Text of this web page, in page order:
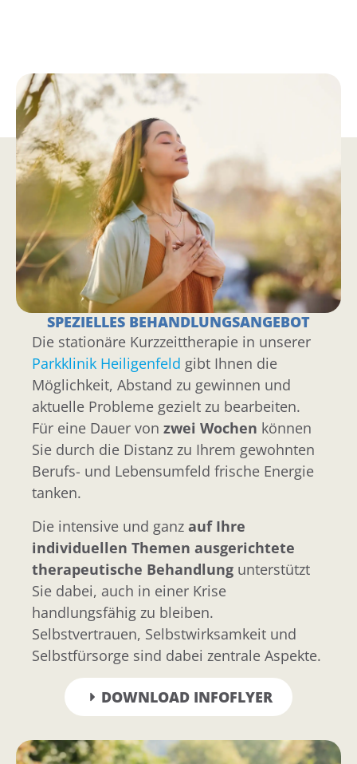
SPEZIELLES BEHANDLUNGSANGEBOT
Die stationäre Kurzzeittherapie in unserer
Parkklinik Heiligenfeld gibt Ihnen die
Möglichkeit, Abstand zu gewinnen und
aktuelle Probleme gezielt zu bearbeiten.
Für eine Dauer von zwei Wochen können
Sie durch die Distanz zu Ihrem gewohnten
Berufs- und Lebensumfeld frische Energie
tanken.
Die intensive und ganz auf Ihre
individuellen Themen ausgerichtete
therapeutische Behandlung unterstützt
Sie dabei, auch in einer Krise
handlungsfähig zu bleiben.
Selbstvertrauen, Selbstwirksamkeit und
Selbstfürsorge sind dabei zentrale Aspekte.
DOWNLOAD INFOFLYER